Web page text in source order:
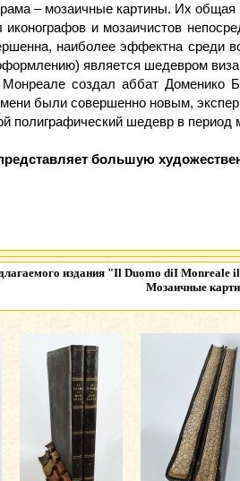
– мозаичные картины. Их
и мозаичистов
наиболее эффектна среди
является шедевром
создал аббат Доменико
были совершенно новым,
полиграфический шедевр в период
большую
издания "Il Duomo diI Monreale
Мозаичные